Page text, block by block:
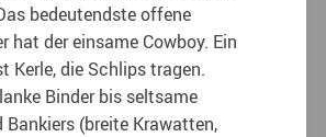
bedeutendste offene
hat der einsame Cowboy. Ein
Kerle, die Schlips tragen.
Binder bis seltsame
Bankiers (breite Krawatten,